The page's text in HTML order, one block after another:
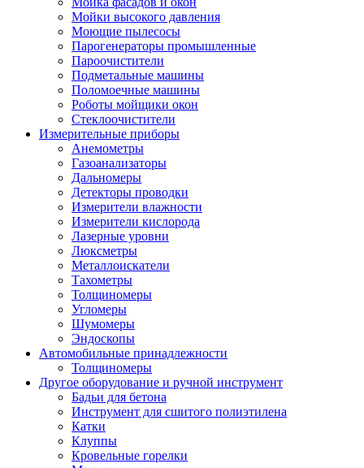
Мойки высокого давления
Моющие пылесосы
Парогенераторы промышленные
Пароочистители
Подметальные машины
Поломоечные машины
Роботы мойщики окон
Стеклоочистители
Измерительные приборы
Анемометры
Газоанализаторы
Дальномеры
Детекторы проводки
Измерители влажности
Измерители кислорода
Лазерные уровни
Люксметры
Металлоискатели
Тахометры
Толщиномеры
Угломеры
Шумомеры
Эндоскопы
Автомобильные принадлежности
Толщиномеры
Другое оборудование и ручной инструмент
Бадьи для бетона
Инструмент для сшитого полиэтилена
Катки
Клуппы
Кровельные горелки